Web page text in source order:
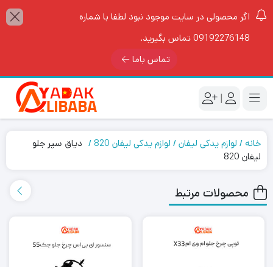
اگر محصولی در سایت موجود نبود لطفا با شماره
09192276148 تماس بگیرید.
تماس باما
|
خانه لوازم یدکی لیفان لوازم یدکی لیفان 820
دیاق سپر جلو
لیفان 820
محصولات مرتبط